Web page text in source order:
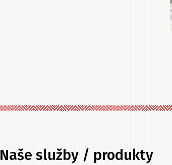
Naše služby / produkty